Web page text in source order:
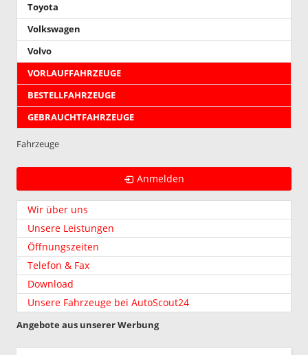
Toyota
Volkswagen
Volvo
VORLAUFFAHRZEUGE
BESTELLFAHRZEUGE
GEBRAUCHTFAHRZEUGE
Fahrzeuge
Anmelden
Wir über uns
Unsere Leistungen
Öffnungszeiten
Telefon & Fax
Download
Unsere Fahrzeuge bei AutoScout24
Angebote aus unserer Werbung